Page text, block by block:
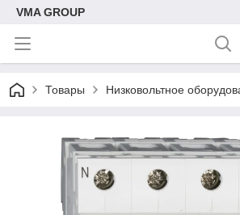
VMA GROUP
Товары Низковольтное